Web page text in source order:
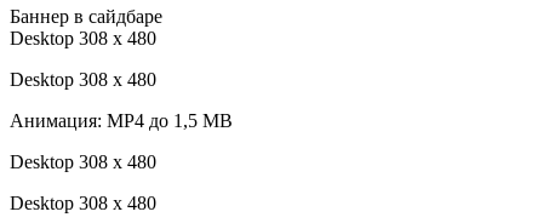
Баннер в сайдбаре
Desktop 308 х 480
Desktop 308 х 480
Анимация: MP4 до 1,5 MB
Desktop 308 х 480
Desktop 308 х 480